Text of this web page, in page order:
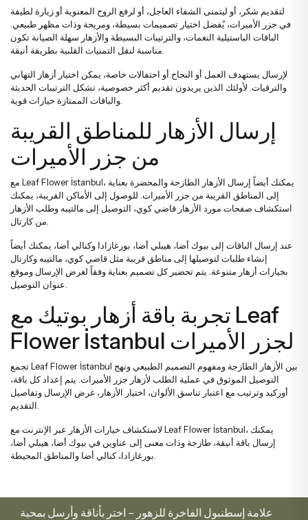
لتقديم شكر، أو ليتمنى الشفاء العاجل، أو لرفع الروح المعنوية أو زيارة لطيفة
في جزر الأميرات، يُفضل اختيار تصميمات بسيطة، ومريحة وذات مظهر طبيعي.
الباقات الباستيلية النغمات، والترتيبات البسيطة والأزهار سهلة الصيانة تكون
لإرسال يستهدف العمل أو النجاح أو احتفالات خاصة، يمكن اختيار أزهار التهاني
والترقيات . لأولئك الذين يريدون تقديم أكثر خصوصية، تشكل الترتيبات الحديثة
إرسال الأزهار للمناطق القريبة
من جزر الأميرات
مع Leaf Flower İstanbul، يمكنك أيضاً إرسال الأزهار الطازجة والمحضرة بعناية
إلى المناطق القريبة من جزر الأميرات. للوصول إلى الأماكن القريبة، يمكنك
استكشاف صفحات مورد الأزهار قاضي كوي، التوصيل إلى مالتيبه وطلب الأزهار
من كارتال
عند إرسال الباقات إلى بيوك أضا، هيبلي أضا، بورغازادا وكنالي أضا، يمكنك أيضاً
إنشاء طلبات لتوصيلها إلى مناطق قريبة مثل قاضي كوي، مالتيبه وكارتال
بخيارات أزهار متنوعة. يتم تحضير كل تصميم بعناية وفقاً لغرض الإرسال وموقع
تجربة باقة أزهار بوتيك مع Leaf
Flower İstanbul لجزر الأميرات
تجمع Leaf Flower İstanbul بين الأزهار الطازجة ومفهوم التصميم الطبيعي ونهج
التوصيل الموثوق في عملية الطلب لأزهار جزر الأميرات. يتم إعداد كل باقة،
أوركيد وترتيب مع اعتبار تناسق الألوان، اختيار الأزهار، غرض الإرسال وتفاصيل
لاستكشاف خيارات الأزهار عبر الإنترنت مع Leaf Flower İstanbul، يمكنك
إرسال باقة أنيقة، طازجة وذات معنى إلى عناوين في بيوك أضا، هيبلي أضا،
علامة إسطنبول الفاخرة للزهور – اختر بأناقة وأرسل